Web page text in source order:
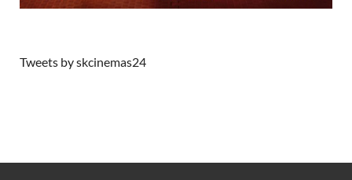
Tweets by skcinemas24